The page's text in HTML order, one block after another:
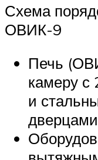
Схема
ОВИК-9
Печь
камеру с
и